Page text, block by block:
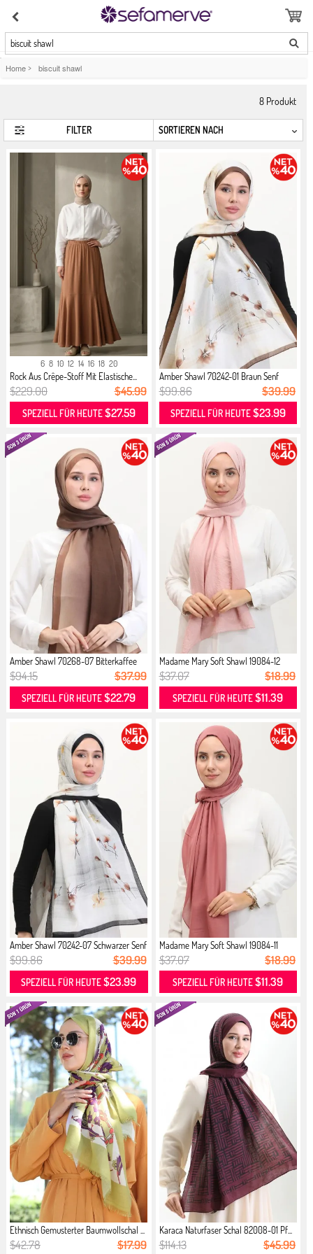
biscuit shawl
Home > biscuit shawl
8 Produkt
FILTER
6 8 10 12 14 16 18 20
Rock Aus Crêpe-Stoff Mit Elastische...
$229.00 $45.99
SPEZIELL FÜR HEUTE$27.59
Amber Shawl 70242-01 Braun Senf
$99.86 $39.99
SPEZIELL FÜR HEUTE$23.99
Amber Shawl 70268-07 Bitterkaffee
$94.15 $37.99
SPEZIELL FÜR HEUTE$22.79
Madame Mary Soft Shawl 19084-12
Puder
$37.07 $18.99
SPEZIELL FÜR HEUTE$11.39
Amber Shawl 70242-07 Schwarzer Senf
$99.86 $39.99
SPEZIELL FÜR HEUTE$23.99
Madame Mary Soft Shawl 19084-11
Dun...
$37.07 $18.99
SPEZIELL FÜR HEUTE$11.39
Ethnisch Gemusterter Baumwollschal ...
$42.78 $17.99
Karaca Naturfaser Schal 82008-01 Pf...
$114.13 $45.99